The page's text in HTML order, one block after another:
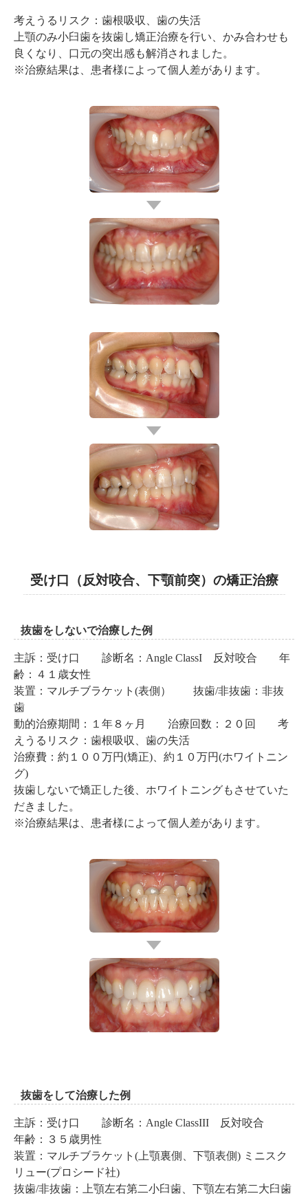
考えうるリスク：歯根吸収、歯の失活
上顎のみ小臼歯を抜歯し矯正治療を行い、かみ合わせも
良くなり、口元の突出感も解消されました。
※治療結果は、患者様によって個人差があります。
受け口（反対咬合、下顎前突）の矯正治療
抜歯をしないで治療した例
主訴：受け口 診断名：Angle ClassI 反対咬合 年
齢：４１歳女性
装置：マルチブラケット(表側） 抜歯/非抜歯：非抜
歯
動的治療期間：１年８ヶ月 治療回数：２０回 考
えうるリスク：歯根吸収、歯の失活
治療費：約１００万円(矯正)、約１０万円(ホワイトニン
グ)
抜歯しないで矯正した後、ホワイトニングもさせていた
だきました。
※治療結果は、患者様によって個人差があります。
抜歯をして治療した例
主訴：受け口 診断名：Angle ClassIII 反対咬合
年齢：３５歳男性
装置：マルチブラケット(上顎裏側、下顎表側) ミニスク
リュー(プロシード社)
抜歯/非抜歯：上顎左右第二小臼歯、下顎左右第二大臼歯